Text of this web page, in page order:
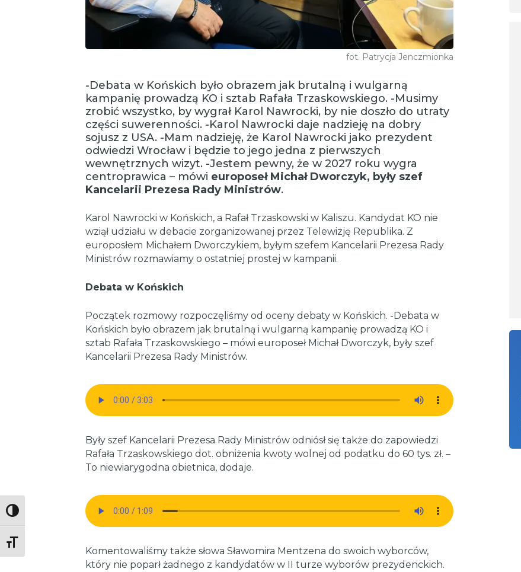
Toggle High Contrast
Toggle Font size
fot. Patrycja Jenczmionka
-Debata w Końskich było obrazem jak brutalną i wulgarną
kampanię prowadzą KO i sztab Rafała Trzaskowskiego. -Musimy
zrobić wszystko, by wygrał Karol Nawrocki, by nie doszło do utraty
części suwerenności. -Karol Nawrocki daje nadzieję na dobry
sojusz z USA. -Mam nadzieję, że Karol Nawrocki jako prezydent
odwiedzi Wrocław i będzie to jego jedna z pierwszych
wewnętrznych wizyt. -Jestem pewny, że w 2027 roku wygra
centroprawica – mówi europoseł Michał Dworczyk, były szef
Kancelarii Prezesa Rady Ministrów.
Karol Nawrocki w Końskich, a Rafał Trzaskowski w Kaliszu. Kandydat KO nie
wziął udziału w debacie zorganizowanej przez Telewizję Republika. Z
europosłem Michałem Dworczykiem, byłym szefem Kancelarii Prezesa Rady
Ministrów rozmawiamy o ostatniej prostej w kampanii.
Debata w Końskich
Początek rozmowy rozpoczęliśmy od oceny debaty w Końskich. -Debata w
Końskich było obrazem jak brutalną i wulgarną kampanię prowadzą KO i
sztab Rafała Trzaskowskiego – mówi europoseł Michał Dworczyk, były szef
Kancelarii Prezesa Rady Ministrów.
Były szef Kancelarii Prezesa Rady Ministrów odniósł się także do zapowiedzi
Rafała Trzaskowskiego dot. obniżenia kwoty wolnej od podatku do 60 tys. zł. –
To niewiarygodna obietnica, dodaje.
Komentowaliśmy także słowa Sławomira Mentzena do swoich wyborców,
który nie poparł żadnego z kandydatów w II turze wyborów prezydenckich.